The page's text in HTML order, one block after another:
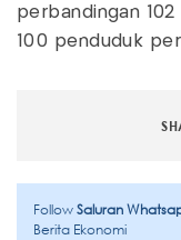
perbandingan
100 penduduk
FollowSaluran
Berita Ekonomi